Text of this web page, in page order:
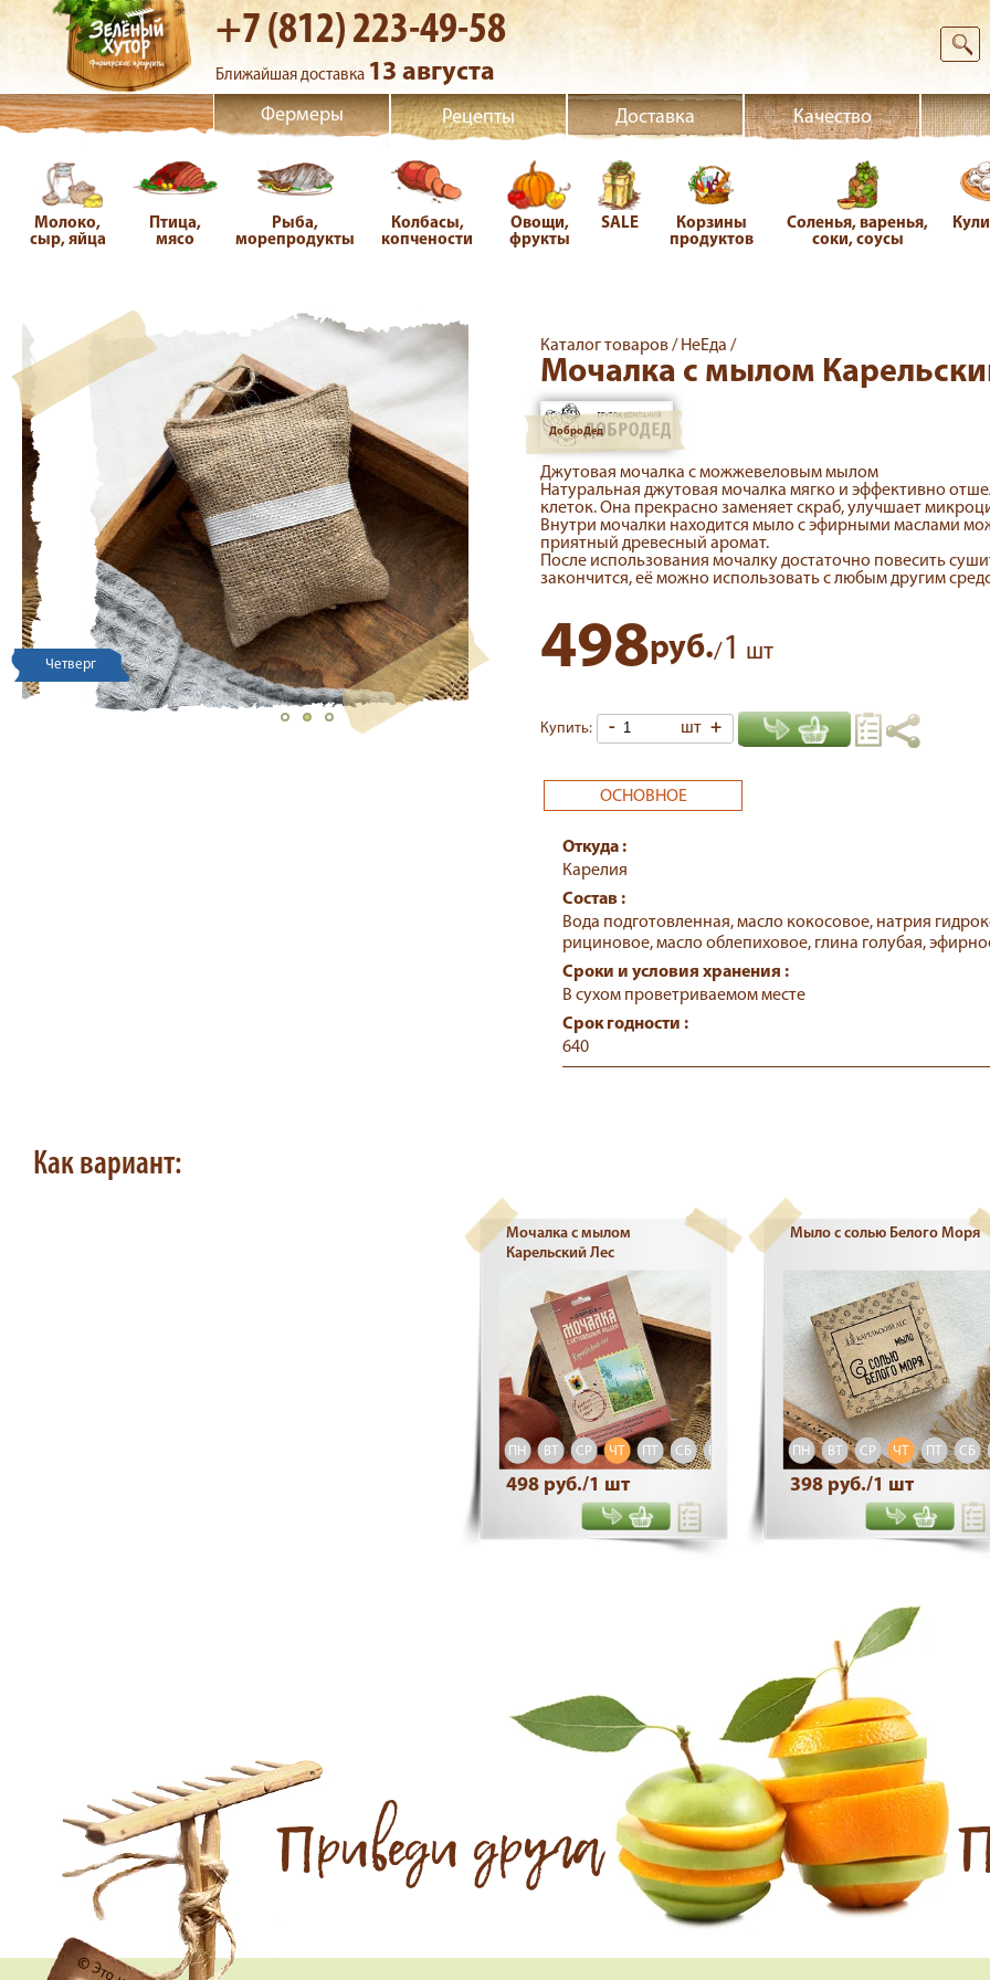
+7 (812) 223-49-58
Ближайшая доставка 13 августа
Фермеры Рецепты Доставка Качество
Молоко,
сыр, яйца
Птица,
мясо
Рыба,
морепродукты
Колбасы,
копчености
Овощи,
фрукты
SALE
Корзины
продуктов
Соленья, варенья,
соки, соусы
Четверг
Каталог товаров / НеЕда /
Мочалка с мылом
ДоброДед
Джутовая мочалка с можжевеловым мылом
Натуральная джутовая мочалка мягко и эффективно
клеток. Она прекрасно заменяет скраб, улучшает
Внутри мочалки находится мыло с эфирными маслами
приятный древесный аромат.
После использования мочалку достаточно повесить
закончится, её можно использовать с любым другим
498руб./1 шт
Купить: - шт +
ОСНОВНОЕ
Откуда :
Карелия
Состав :
Вода подготовленная, масло кокосовое, натрия
рициновое, масло облепиховое, глина голубая,
Сроки и условия хранения :
В сухом проветриваемом месте
Срок годности :
640
Как вариант:
Мочалка с мылом
Карельский Лес
ПН ВТ СР ЧТ ПТ СБ ВС
498 руб./1 шт
Мыло с солью Белого Моря
ПН ВТ СР ЧТ ПТ СБ
398 руб./1 шт
Приведи друга